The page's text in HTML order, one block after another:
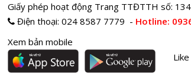
Giấy phép hoạt động Trang TTĐTTH số:
Điện thoại: 024 8587 7779 - Hotline:
Xem bản mobile